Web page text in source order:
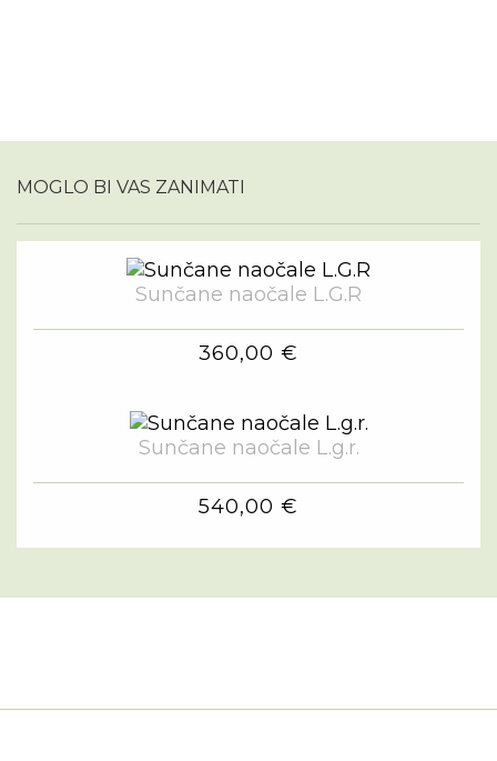
MOGLO BI VAS ZANIMATI
Sunčane naočale L.G.R
360,00 €
Sunčane naočale L.g.r.
540,00 €